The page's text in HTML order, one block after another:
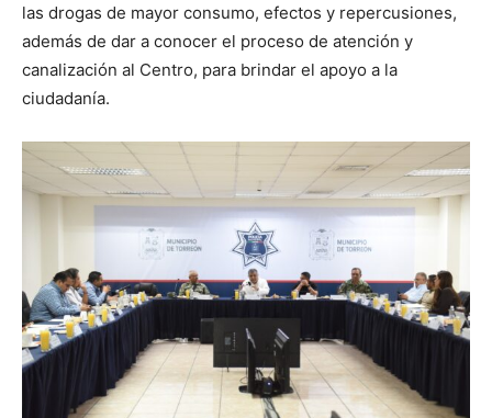
las drogas de mayor consumo, efectos y repercusiones,
además de dar a conocer el proceso de atención y
canalización al Centro, para brindar el apoyo a la
ciudadanía.